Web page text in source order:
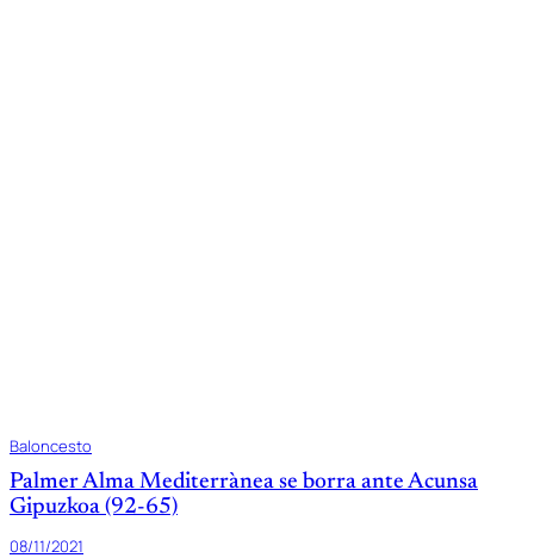
Baloncesto
Palmer Alma Mediterrànea se borra ante Acunsa
Gipuzkoa (92-65)
08/11/2021